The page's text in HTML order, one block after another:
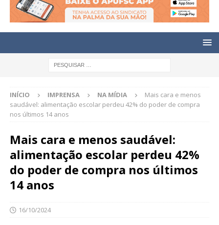
INÍCIO IMPRENSA NA MÍDIA
Mais cara e menos
saudável: alimentação escolar perdeu 42% do poder de compra
nos últimos 14 anos
Mais cara e menos saudável:
alimentação escolar perdeu 42%
do poder de compra nos últimos
14 anos
16/10/2024